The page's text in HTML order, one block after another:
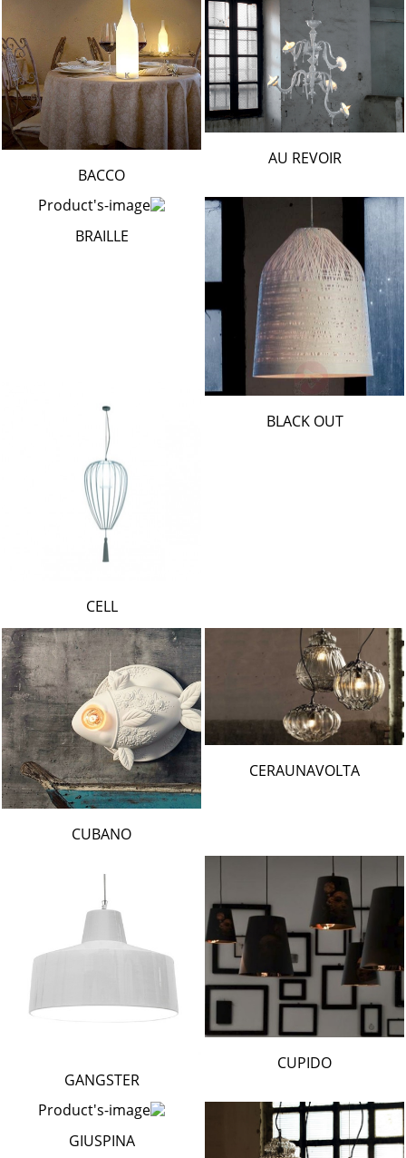
AU REVOIR
BACCO
BLACK OUT
BRAILLE
CELL
CERAUNAVOLTA
CUBANO
CUPIDO
GANGSTER
GIUSPINA